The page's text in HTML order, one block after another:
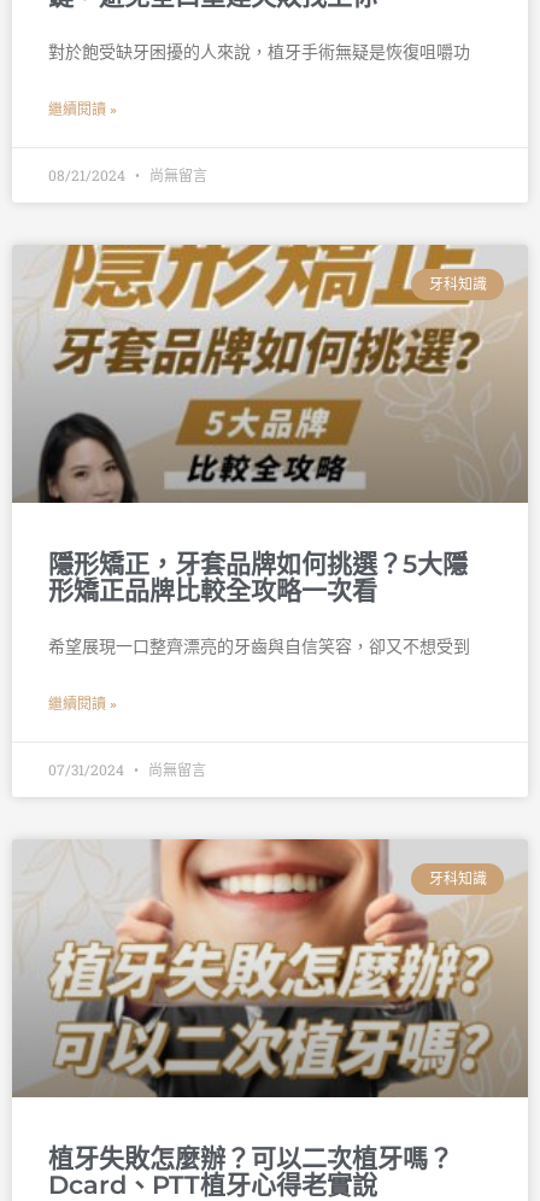
對於飽受缺牙困擾的人來說，植牙手術無疑是恢復咀嚼功
繼續閱讀 »
08/21/2024 尚無留言
牙科知識
隱形矯正，牙套品牌如何挑選？5大隱
形矯正品牌比較全攻略一次看
希望展現一口整齊漂亮的牙齒與自信笑容，卻又不想受到
繼續閱讀 »
07/31/2024 尚無留言
牙科知識
植牙失敗怎麼辦？可以二次植牙嗎？
Dcard、PTT植牙心得老實說